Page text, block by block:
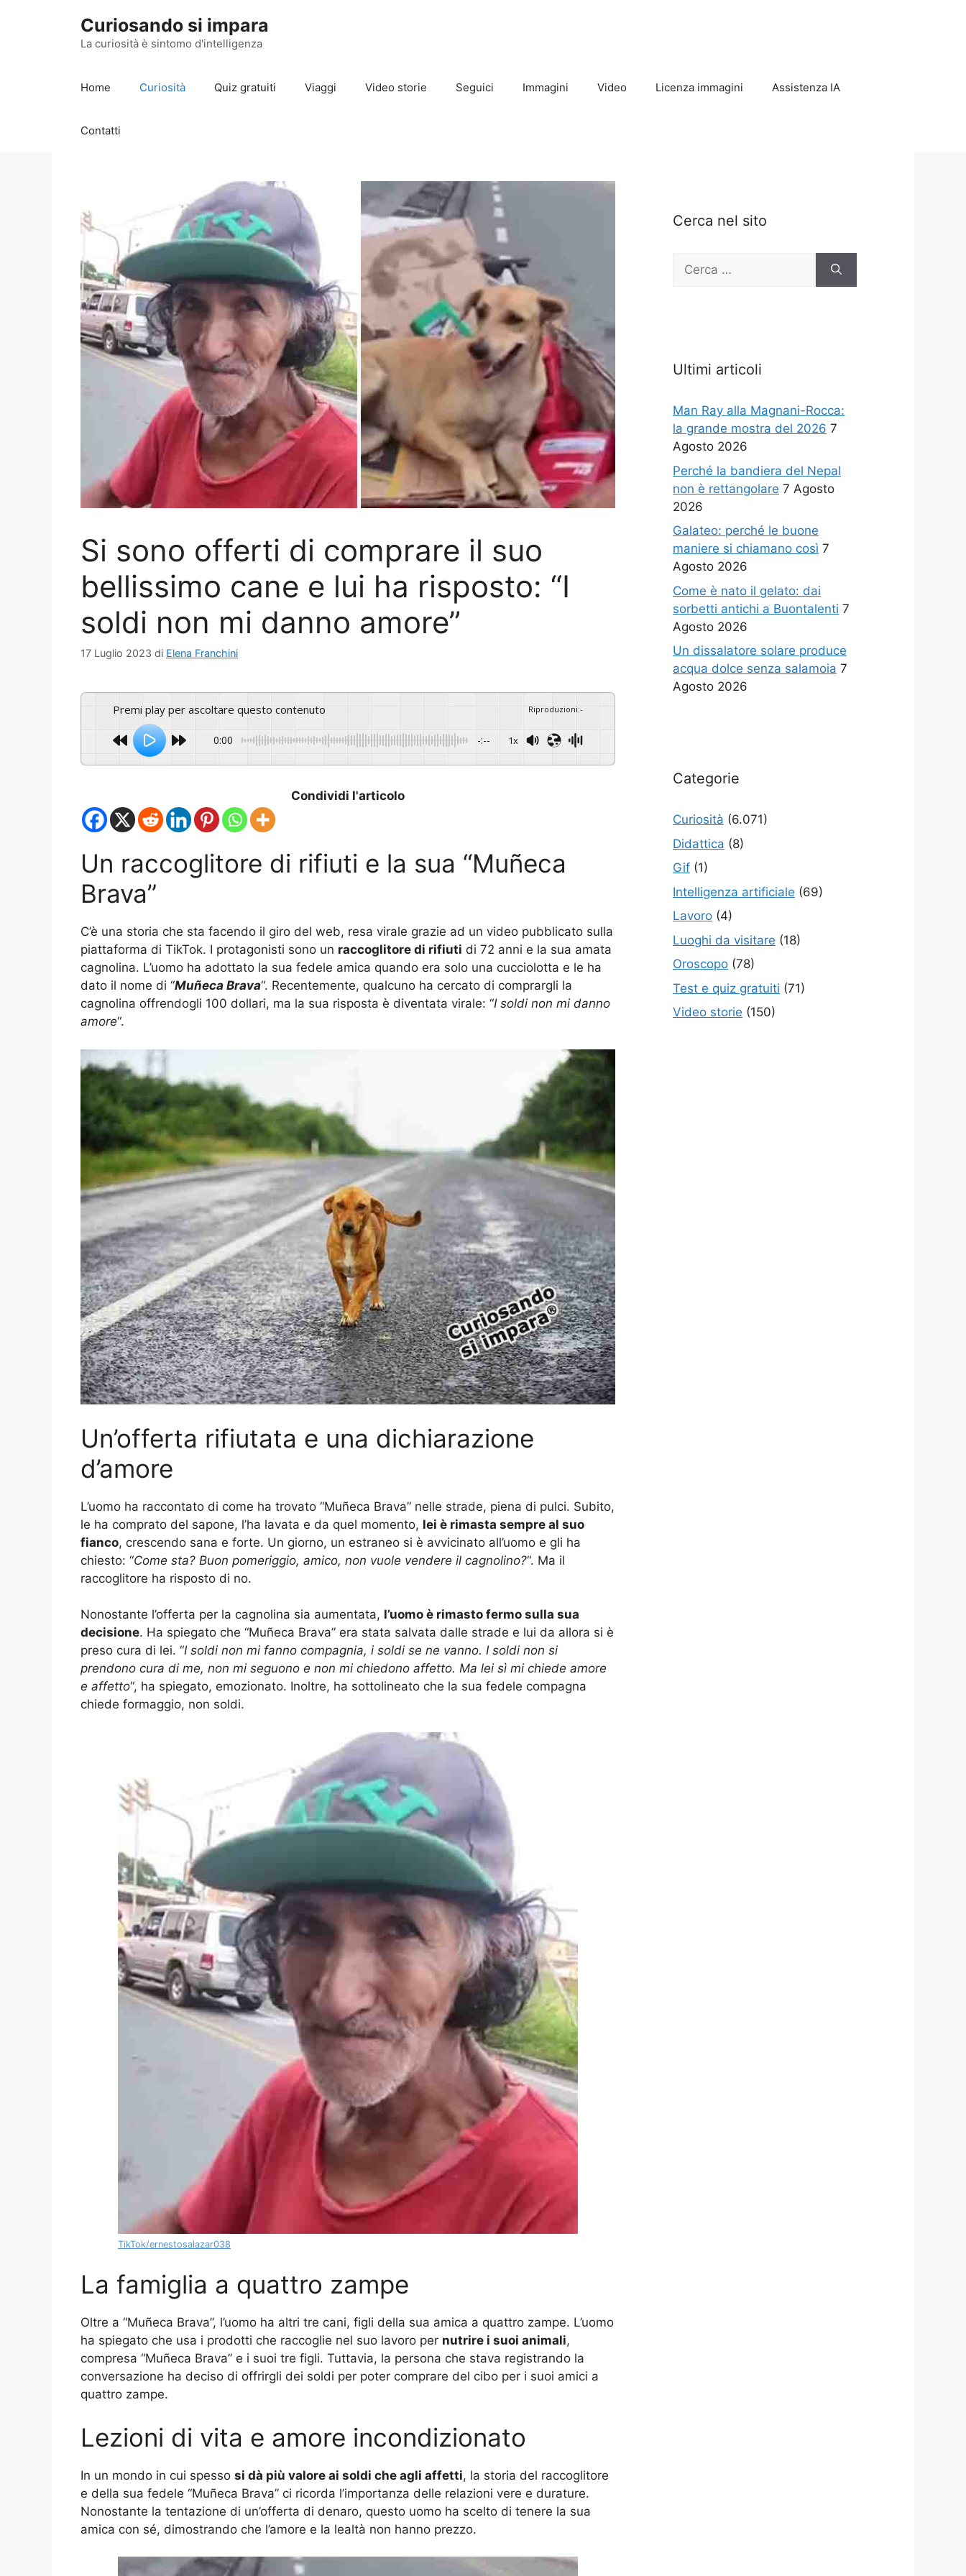
Curiosando si impara
La curiosità è sintomo d'intelligenza
Home Curiosità Quiz gratuiti Viaggi Video storie Seguici Immagini Video Licenza immagini Assistenza IA
Contatti
Si sono offerti di comprare il suo
bellissimo cane e lui ha risposto: “I
soldi non mi danno amore”
17 Luglio 2023 di Elena Franchini
Premi play per ascoltare questo contenuto Riproduzioni:-
0:00 -:-- 1x
Condividi l'articolo
Un raccoglitore di rifiuti e la sua “Muñeca
Brava”
C’è una storia che sta facendo il giro del web, resa virale grazie ad un video pubblicato sulla
piattaforma di TikTok. I protagonisti sono un raccoglitore di rifiuti di 72 anni e la sua amata
cagnolina. L’uomo ha adottato la sua fedele amica quando era solo una cucciolotta e le ha
dato il nome di “Muñeca Brava“. Recentemente, qualcuno ha cercato di comprargli la
cagnolina offrendogli 100 dollari, ma la sua risposta è diventata virale: “I soldi non mi danno
amore“.
Un’offerta rifiutata e una dichiarazione
d’amore
L’uomo ha raccontato di come ha trovato “Muñeca Brava” nelle strade, piena di pulci. Subito,
le ha comprato del sapone, l’ha lavata e da quel momento, lei è rimasta sempre al suo
fianco, crescendo sana e forte. Un giorno, un estraneo si è avvicinato all’uomo e gli ha
chiesto: “Come sta? Buon pomeriggio, amico, non vuole vendere il cagnolino?“. Ma il
raccoglitore ha risposto di no.
Nonostante l’offerta per la cagnolina sia aumentata, l’uomo è rimasto fermo sulla sua
decisione. Ha spiegato che “Muñeca Brava” era stata salvata dalle strade e lui da allora si è
preso cura di lei. “I soldi non mi fanno compagnia, i soldi se ne vanno. I soldi non si
prendono cura di me, non mi seguono e non mi chiedono affetto. Ma lei sì mi chiede amore
e affetto“, ha spiegato, emozionato. Inoltre, ha sottolineato che la sua fedele compagna
chiede formaggio, non soldi.
TikTok/ernestosalazar038
La famiglia a quattro zampe
Oltre a “Muñeca Brava”, l’uomo ha altri tre cani, figli della sua amica a quattro zampe. L’uomo
ha spiegato che usa i prodotti che raccoglie nel suo lavoro per nutrire i suoi animali,
compresa “Muñeca Brava” e i suoi tre figli. Tuttavia, la persona che stava registrando la
conversazione ha deciso di offrirgli dei soldi per poter comprare del cibo per i suoi amici a
quattro zampe.
Lezioni di vita e amore incondizionato
In un mondo in cui spesso si dà più valore ai soldi che agli affetti, la storia del raccoglitore
e della sua fedele “Muñeca Brava” ci ricorda l’importanza delle relazioni vere e durature.
Nonostante la tentazione di un’offerta di denaro, questo uomo ha scelto di tenere la sua
amica con sé, dimostrando che l’amore e la lealtà non hanno prezzo.
Cerca nel sito
Ricerca
Ultimi articoli
Man Ray alla Magnani-Rocca:
la grande mostra del 2026 7
Agosto 2026
Perché la bandiera del Nepal
non è rettangolare 7 Agosto
2026
Galateo: perché le buone
maniere si chiamano così 7
Agosto 2026
Come è nato il gelato: dai
sorbetti antichi a Buontalenti 7
Agosto 2026
Un dissalatore solare produce
acqua dolce senza salamoia 7
Agosto 2026
Categorie
Curiosità (6.071)
Didattica (8)
Gif (1)
Intelligenza artificiale (69)
Lavoro (4)
Luoghi da visitare (18)
Oroscopo (78)
Test e quiz gratuiti (71)
Video storie (150)